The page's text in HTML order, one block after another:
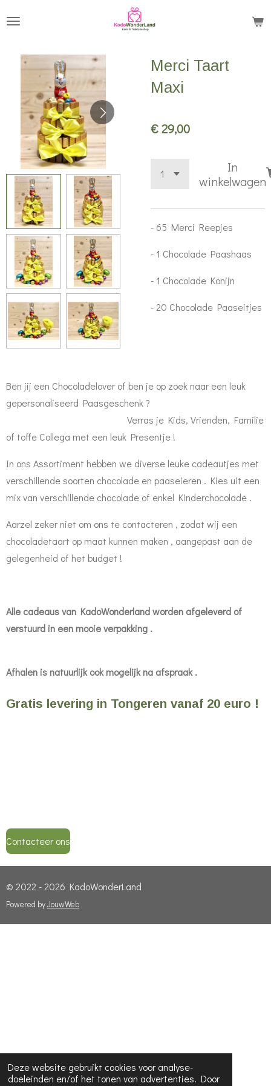
Deze website gebruikt cookies voor analyse-
doeleinden en/of het tonen van advertenties. Door
hoofdinhoud
Merci Taart
Maxi
€ 29,00
In
winkelwagen
- 65 Merci Reepjes
- 1 Chocolade Paashaas
- 1 Chocolade Konijn
- 20 Chocolade Paaseitjes
Ben jij een Chocoladelover of ben je op zoek naar een leuk
gepersonaliseerd Paasgeschenk ?
Verras je Kids, Vrienden, Familie
of toffe Collega met een leuk Presentje !
In ons Assortiment hebben we diverse leuke cadeautjes met
verschillende soorten chocolade en paaseieren . Kies uit een
mix van verschillende chocolade of enkel Kinderchocolade .
Aarzel zeker niet om ons te contacteren , zodat wij een
chocoladetaart op maat kunnen maken , aangepast aan de
gelegenheid of het budget !
Alle cadeaus van KadoWonderland worden afgeleverd of
verstuurd in een mooie verpakking .
Afhalen is natuurlijk ook mogelijk na afspraak .
Gratis levering in Tongeren vanaf 20 euro !
Contacteer ons
© 2022 - 2026 KadoWonderLand
Powered byJouwWeb